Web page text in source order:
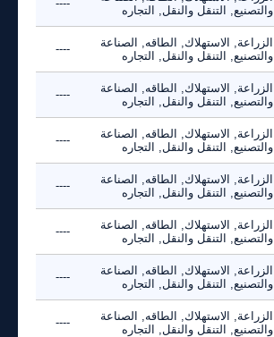
والتصنيع, التنقل والنقل, التجاره
----
الزراعة, الاستهلاك, الطاقه, الصناعة
والتصنيع, التنقل والنقل, التجاره
----
الزراعة, الاستهلاك, الطاقه, الصناعة
والتصنيع, التنقل والنقل, التجاره
----
الزراعة, الاستهلاك, الطاقه, الصناعة
والتصنيع, التنقل والنقل, التجاره
----
الزراعة, الاستهلاك, الطاقه, الصناعة
والتصنيع, التنقل والنقل, التجاره
----
الزراعة, الاستهلاك, الطاقه, الصناعة
والتصنيع, التنقل والنقل, التجاره
----
الزراعة, الاستهلاك, الطاقه, الصناعة
والتصنيع, التنقل والنقل, التجاره
----
الزراعة, الاستهلاك, الطاقه, الصناعة
والتصنيع, التنقل والنقل, التجاره
----